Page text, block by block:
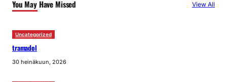
You May Have Missed View All
Uncategorized
tramadol
30 heinäkuun, 2026